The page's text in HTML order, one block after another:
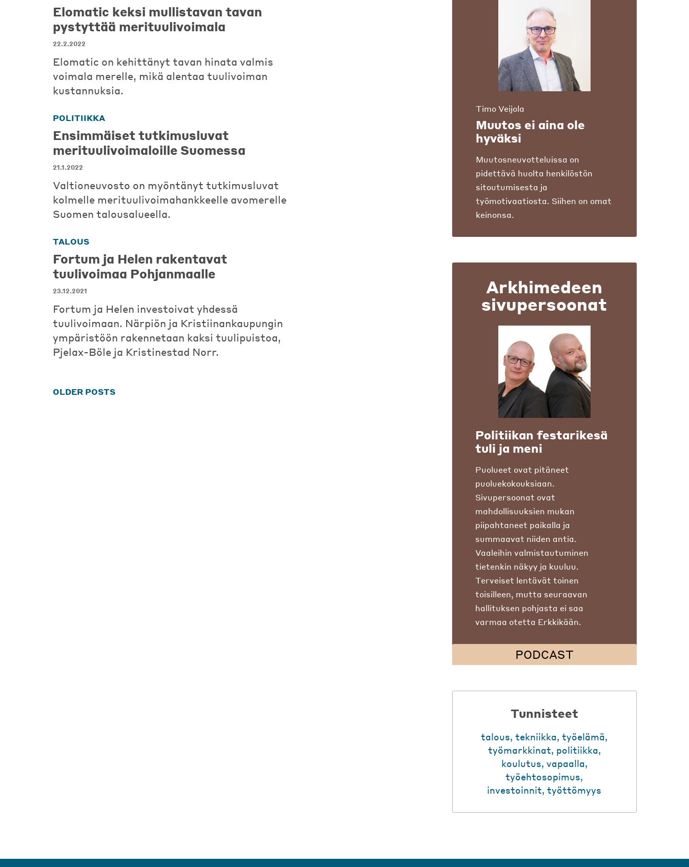
Elomatic keksi mullistavan tavan
pystyttää merituulivoimala
22.2.2022
Elomatic on kehittänyt tavan hinata valmis
voimala merelle, mikä alentaa tuulivoiman
kustannuksia.
POLITIIKKA
Ensimmäiset tutkimusluvat
merituulivoimaloille Suomessa
21.1.2022
Valtioneuvosto on myöntänyt tutkimusluvat
kolmelle merituulivoimahankkeelle avomerelle
Suomen talousalueella.
TALOUS
Fortum ja Helen rakentavat
tuulivoimaa Pohjanmaalle
23.12.2021
Fortum ja Helen investoivat yhdessä
tuulivoimaan. Närpiön ja Kristiinankaupungin
ympäristöön rakennetaan kaksi tuulipuistoa,
Pjelax-Böle ja Kristinestad Norr.
Posts
OLDER POSTS
Timo Veijola
Muutos ei aina ole
hyväksi
Muutosneuvotteluissa on
pidettävä huolta henkilöstön
sitoutumisesta ja
työmotivaatiosta. Siihen on omat
keinonsa.
Arkhimedeen
sivupersoonat
Politiikan festarikesä
tuli ja meni
Puolueet ovat pitäneet
puoluekokouksiaan.
Sivupersoonat ovat
mahdollisuuksien mukan
piipahtaneet paikalla ja
summaavat niiden antia.
Vaaleihin valmistautuminen
tietenkin näkyy ja kuuluu.
Terveiset lentävät toinen
toisilleen, mutta seuraavan
hallituksen pohjasta ei saa
varmaa otetta Erkkikään.
PODCAST
Tunnisteet
talous,tekniikka,työelämä,
työmarkkinat, politiikka,
koulutus, vapaalla,
työehtosopimus,
investoinnit,työttömyys